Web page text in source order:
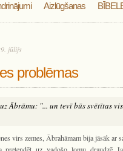
Aizlūgšanas
jūlijs
problēmas
Ābrāmu: "... un tevī būs svētītas
virs zemes, Ābrahāmam bija jāsāk ar